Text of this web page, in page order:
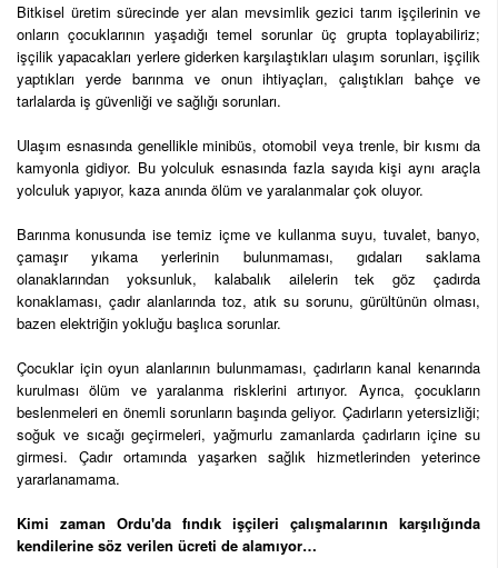
Bitkisel üretim sürecinde yer alan mevsimlik gezici tarım işçilerinin ve
onların çocuklarının yaşadığı temel sorunlar üç grupta toplayabiliriz;
işçilik yapacakları yerlere giderken karşılaştıkları ulaşım sorunları, işçilik
yaptıkları yerde barınma ve onun ihtiyaçları, çalıştıkları bahçe ve
tarlalarda iş güvenliği ve sağlığı sorunları.
Ulaşım esnasında genellikle minibüs, otomobil veya trenle, bir kısmı da
kamyonla gidiyor. Bu yolculuk esnasında fazla sayıda kişi aynı araçla
yolculuk yapıyor, kaza anında ölüm ve yaralanmalar çok oluyor.
Barınma konusunda ise temiz içme ve kullanma suyu, tuvalet, banyo,
çamaşır yıkama yerlerinin bulunmaması, gıdaları saklama
olanaklarından yoksunluk, kalabalık ailelerin tek göz çadırda
konaklaması, çadır alanlarında toz, atık su sorunu, gürültünün olması,
bazen elektriğin yokluğu başlıca sorunlar.
Çocuklar için oyun alanlarının bulunmaması, çadırların kanal kenarında
kurulması ölüm ve yaralanma risklerini artırıyor. Ayrıca, çocukların
beslenmeleri en önemli sorunların başında geliyor. Çadırların yetersizliği;
soğuk ve sıcağı geçirmeleri, yağmurlu zamanlarda çadırların içine su
girmesi. Çadır ortamında yaşarken sağlık hizmetlerinden yeterince
yararlanamama.
Kimi zaman Ordu'da fındık işçileri çalışmalarının karşılığında
kendilerine söz verilen ücreti de alamıyor…